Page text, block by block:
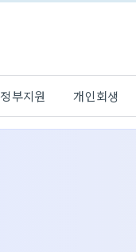
정부지원 개인회생